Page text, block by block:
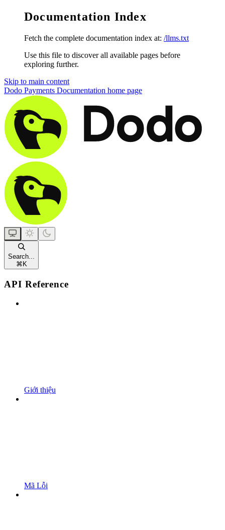
Documentation Index
Fetch the complete documentation index at: /llms.txt
Use this file to discover all available pages before
exploring further.
Skip to main content
Dodo Payments Documentation home page
Search...
⌘ K
API Reference
Giới thiệu
Mã Lỗi